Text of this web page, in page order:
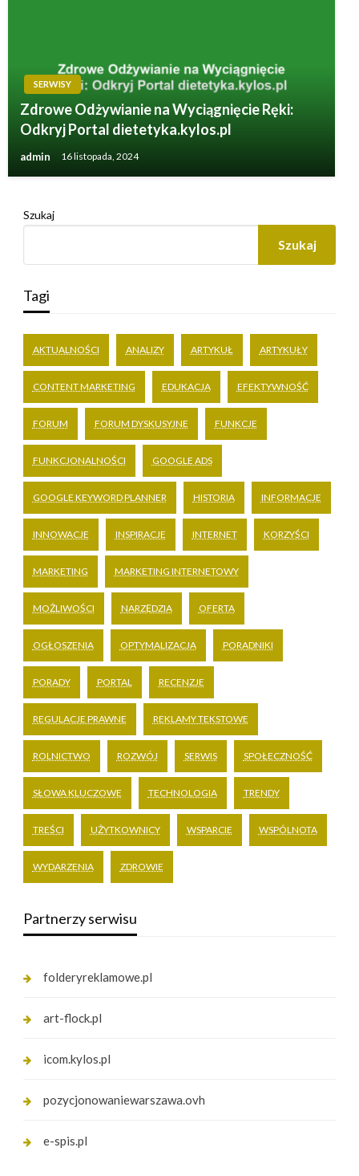
SERWISY
Zdrowe Odżywianie na Wyciągnięcie Ręki:
Odkryj Portal dietetyka.kylos.pl
admin 16 listopada, 2024
Szukaj
Szukaj
Tagi
AKTUALNOŚCI ANALIZY ARTYKUŁ ARTYKUŁY
CONTENT MARKETING EDUKACJA EFEKTYWNOŚĆ
FORUM FORUM DYSKUSYJNE FUNKCJE
FUNKCJONALNOŚCI GOOGLE ADS
GOOGLE KEYWORD PLANNER HISTORIA INFORMACJE
INNOWACJE INSPIRACJE INTERNET KORZYŚCI
MARKETING MARKETING INTERNETOWY
MOŻLIWOŚCI NARZĘDZIA OFERTA
OGŁOSZENIA OPTYMALIZACJA PORADNIKI
PORADY PORTAL RECENZJE
REGULACJE PRAWNE REKLAMY TEKSTOWE
ROLNICTWO ROZWÓJ SERWIS SPOŁECZNOŚĆ
SŁOWA KLUCZOWE TECHNOLOGIA TRENDY
TREŚCI UŻYTKOWNICY WSPARCIE WSPÓLNOTA
WYDARZENIA ZDROWIE
Partnerzy serwisu
folderyreklamowe.pl
art-flock.pl
icom.kylos.pl
pozycjonowaniewarszawa.ovh
e-spis.pl